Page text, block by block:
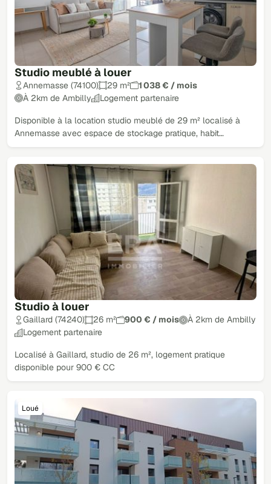
Studio meublé à louer
Annemasse (74100) 29 m²
1 038 € / mois
À 2km de Ambilly
Logement partenaire
Disponible à la location studio meublé de 29 m² localisé à
Annemasse avec espace de stockage pratique, habit…
Studio à louer
Gaillard (74240) 26 m² 900 € / mois
À 2km de Ambilly
Logement partenaire
Localisé à Gaillard, studio de 26 m², logement pratique
disponible pour 900 € CC
Loué